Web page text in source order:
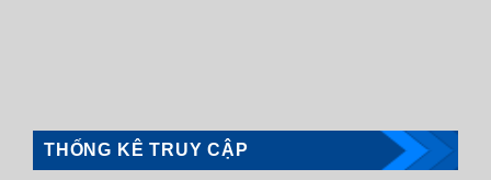
THỐNG KÊ TRUY CẬP